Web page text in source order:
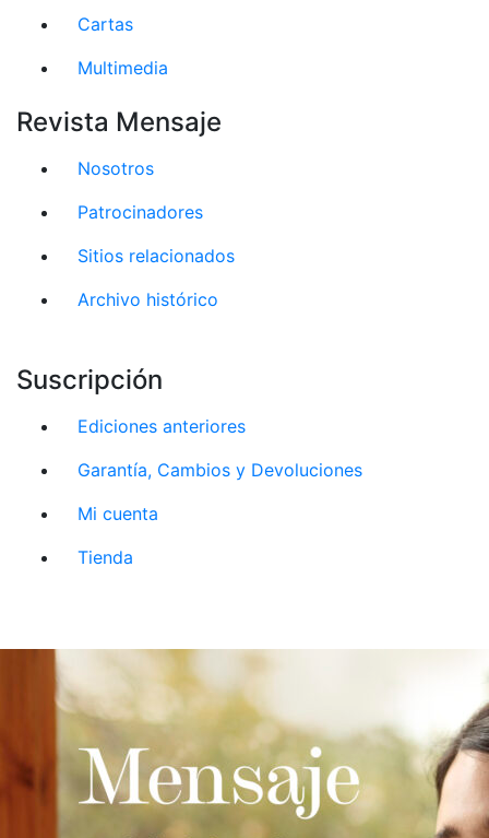
Cartas
Multimedia
Revista Mensaje
Nosotros
Patrocinadores
Sitios relacionados
Archivo histórico
Suscripción
Ediciones anteriores
Garantía, Cambios y Devoluciones
Mi cuenta
Tienda